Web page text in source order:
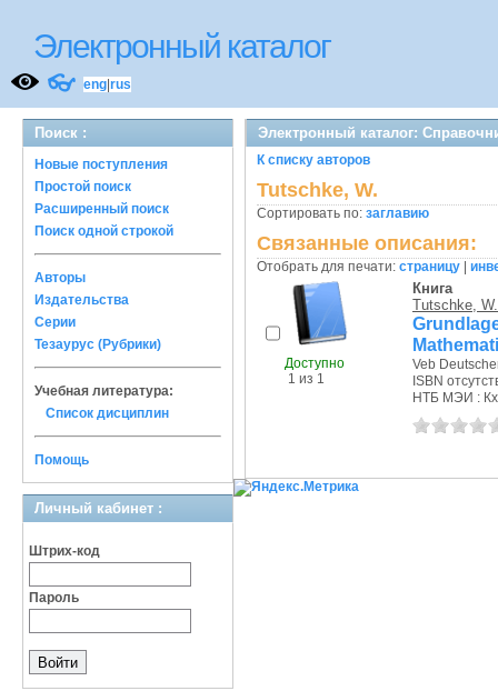
Электронный каталог
👓 eng rus
Поиск :
Новые поступления
Простой поиск
Расширенный поиск
Поиск одной строкой
Авторы
Издательства
Серии
Тезаурус (Рубрики)
Учебная литература:
Список дисциплин
Помощь
Личный кабинет :
Штрих-код
Пароль
Электронный каталог:
К списку авторов
Tutschke, W.
Сортировать по: заглавию
Связанные описания:
Отобрать для печати: страницу
Доступно
1 из 1
Книга
Tutschke, W.
Veb
ISBN
НТБ МЭИ : Кх